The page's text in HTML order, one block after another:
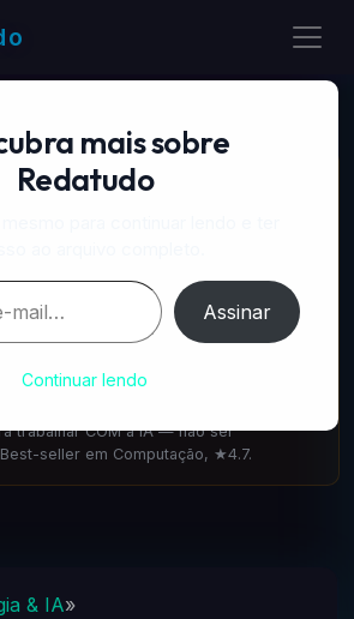
do DeepMind: como a IA vai
avaliações ★4.6.
A vida e o trabalho com IA
trabalhar COM a IA — não ser
seller em Computação, ★4.7.
& IA»
mais sobre
Redatudo
Assinar
Continuar lendo